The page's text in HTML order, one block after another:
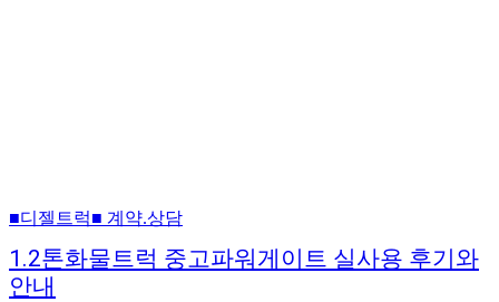
■디젤트럭■ 계약.상담
1.2톤화물트럭 중고파워게이트 실사용 후기와
안내